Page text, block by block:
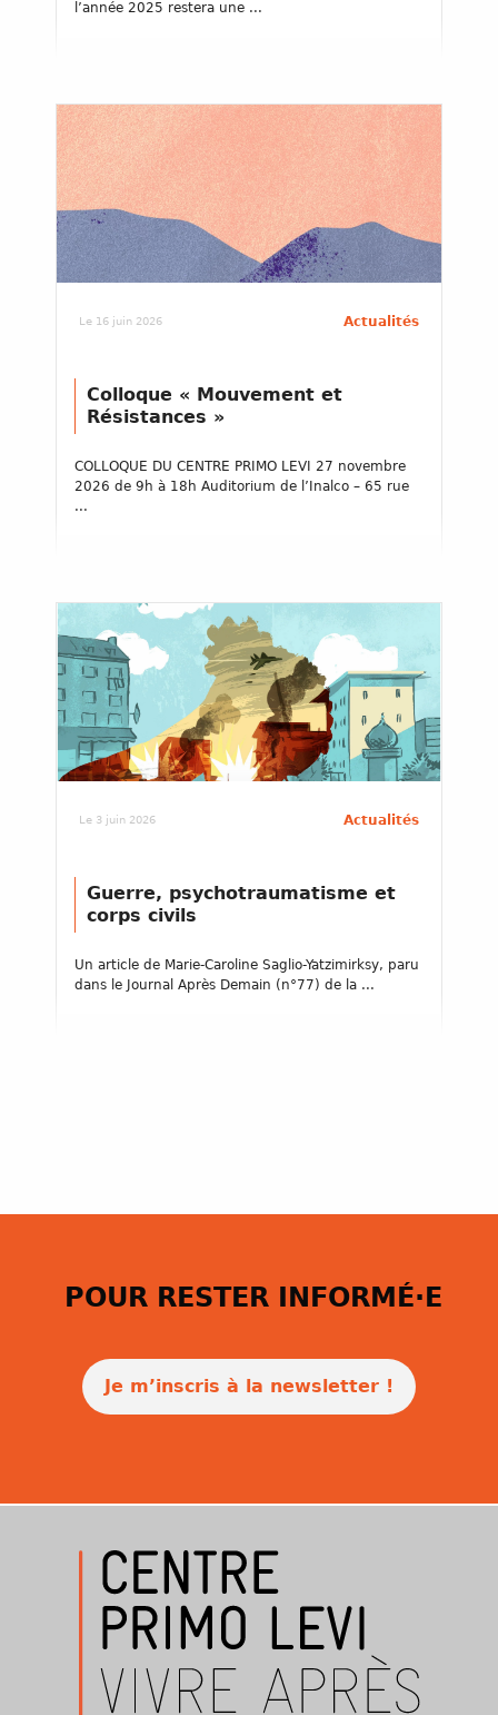
l’année 2025 restera une ...
Le 16 juin 2026 Actualités
Colloque « Mouvement et
Résistances »
COLLOQUE DU CENTRE PRIMO LEVI 27 novembre
2026 de 9h à 18h Auditorium de l’Inalco – 65 rue
...
Le 3 juin 2026 Actualités
Guerre, psychotraumatisme et
corps civils
Un article de Marie-Caroline Saglio-Yatzimirksy, paru
dans le Journal Après Demain (n°77) de la ...
POUR RESTER INFORMÉ·E
Je m’inscris à la newsletter !